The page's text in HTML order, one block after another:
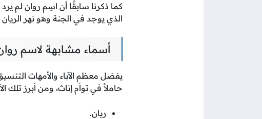
كما ذكرنا سابقًا أن اسِم روان لم
الذي يوجد في الجنة وهو نهر
أسماء مشابهة لاسم
يفضل معظم الآباء والأمهات
حاملاً في توأم إناث، ومن أبرز تلك
ريان.